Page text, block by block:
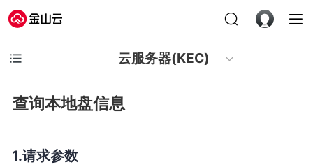
云服务器(KEC)
查询本地盘信息
请求参数